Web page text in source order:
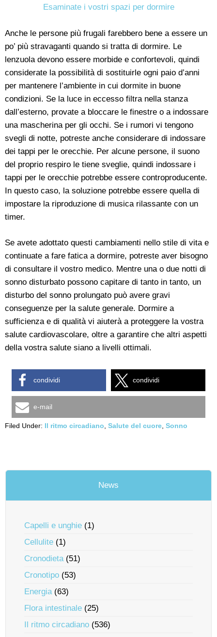
Esaminate i vostri spazi per dormire
Anche le persone più frugali farebbero bene a essere un
po’ più stravaganti quando si tratta di dormire. Le
lenzuola devono essere morbide e confortevoli, quindi
considerate la possibilità di sostituirle ogni paio d’anni
per mantenere l’ambiente in cui dormite in buone
condizioni. Se la luce in eccesso filtra nella stanza
dall’esterno, provate a bloccare le finestre o a indossare
una mascherina per gli occhi. Se i rumori vi tengono
svegli di notte, potreste anche considerare di indossare
dei tappi per le orecchie. Per alcune persone, il suono
del proprio respiro le tiene sveglie, quindi indossare i
tappi per le orecchie potrebbe essere controproducente.
In questo caso, la soluzione potrebbe essere quella di
impostare la riproduzione di musica rilassante con un
timer.
Se avete adottato questi cambiamenti nello stile di vita e
continuate a fare fatica a dormire, potreste aver bisogno
di consultare il vostro medico. Mentre una o due notti di
sonno disturbato possono capitare di tanto in tanto, un
disturbo del sonno prolungato può avere gravi
conseguenze per la salute generale. Dormire a
sufficienza e di qualità vi aiuterà a proteggere la vostra
salute cardiovascolare, oltre a garantire che altri aspetti
della vostra salute siano a livelli ottimali.
condividi condividi
e-mail
Filed Under: Il ritmo circadiano Salute del cuore Sonno
News
Capelli e unghie (1)
Cellulite (1)
Cronodieta(51)
Cronotipo (53)
Energia(63)
Flora intestinale (25)
Il ritmo circadiano (536)